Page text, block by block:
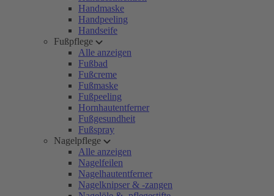
Handmaske
Handpeeling
Handseife
Fußpflege
Alle anzeigen
Fußbad
Fußcreme
Fußmaske
Fußpeeling
Hornhautentferner
Fußgesundheit
Fußspray
Nagelpflege
Alle anzeigen
Nagelfeilen
Nagelhautentferner
Nagelknipser & -zangen